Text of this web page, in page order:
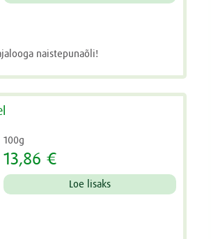
naistepunaõli!
100g
13,86 €
Loe lisaks